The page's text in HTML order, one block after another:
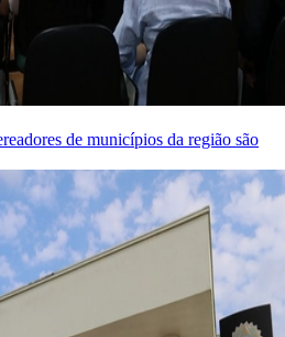
de municípios da região são